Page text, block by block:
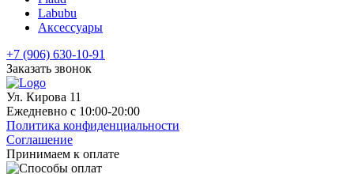
Labubu
Аксессуары
+7 (906) 630-10-91
Заказать звонок
Ул. Кирова 11
Ежедневно с 10:00-20:00
Политика конфиденциальности
Соглашение
Принимаем к оплате